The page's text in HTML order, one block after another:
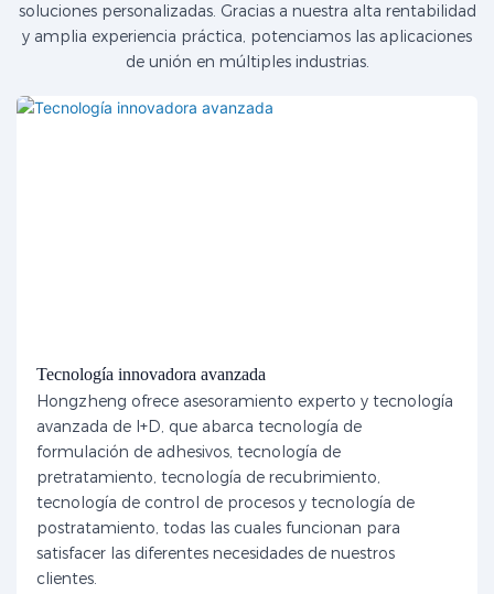
soluciones personalizadas. Gracias a nuestra alta rentabilidad
y amplia experiencia práctica, potenciamos las aplicaciones
de unión en múltiples industrias.
Tecnología innovadora avanzada
Hongzheng ofrece asesoramiento experto y tecnología
avanzada de I+D, que abarca tecnología de
formulación de adhesivos, tecnología de
pretratamiento, tecnología de recubrimiento,
tecnología de control de procesos y tecnología de
postratamiento, todas las cuales funcionan para
satisfacer las diferentes necesidades de nuestros
clientes.